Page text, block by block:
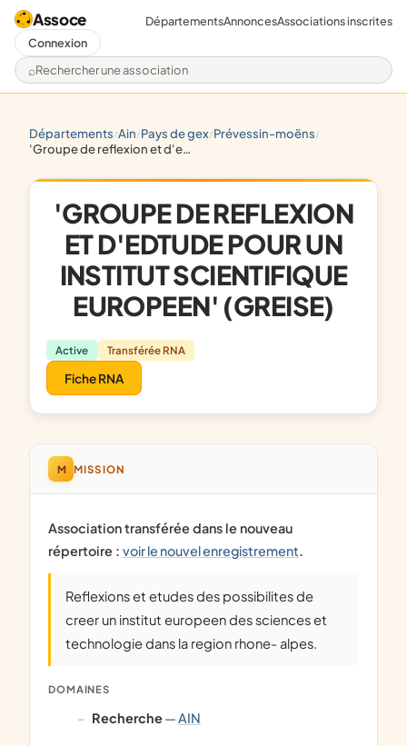
Assoce
Rechercher une association
DépartementsAnnoncesAssociations inscrites
Connexion
départements/ ain/ pays de gex/ prévessin-moëns/
'groupe de reflexion et d'edtude pour un institut scientifique europeen' (greise)
'GROUPE DE REFLEXION
ET D'EDTUDE POUR UN
INSTITUT SCIENTIFIQUE
EUROPEEN' (GREISE)
Active Transférée RNA
Fiche RNA
M MISSION
Association transférée dans le nouveau
répertoire : voir le nouvel enregistrement.
Reflexions et etudes des possibilites de
creer un institut europeen des sciences et
technologie dans la region rhone- alpes.
DOMAINES
recherche—AIN